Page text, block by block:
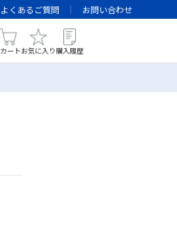
よくあるご質問 お問い合わせ
カートお気に入り 購入履歴